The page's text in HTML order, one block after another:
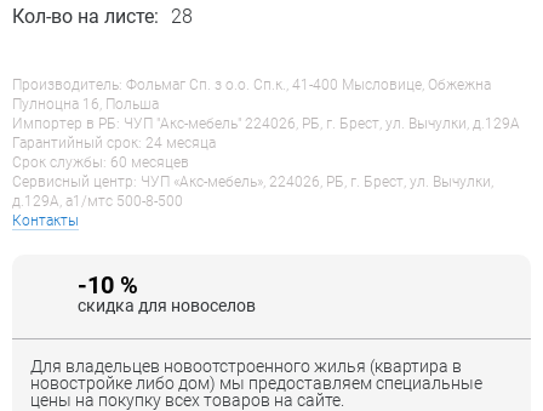
Кол-во на листе:
28
Производитель: Фольмаг Сп. з о.о. Сп.к., 41-400 Мысловице, Обжежна
Пулноцна 16, Польша
Импортер в РБ: ЧУП "Акс-мебель" 224026, РБ, г. Брест, ул. Вычулки, д.129А
Гарантийный срок: 24 месяца
Срок службы: 60 месяцев
Сервисный центр: ЧУП «Акс-мебель», 224026, РБ, г. Брест, ул. Вычулки,
д.129А, a1/мтс 500-8-500
Контакты
-10 %
скидка для новоселов
Для владельцев новоотстроенного жилья (квартира в
новостройке либо дом) мы предоставляем специальные
цены на покупку всех товаров на сайте.